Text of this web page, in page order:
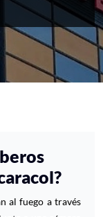
al fuego a través